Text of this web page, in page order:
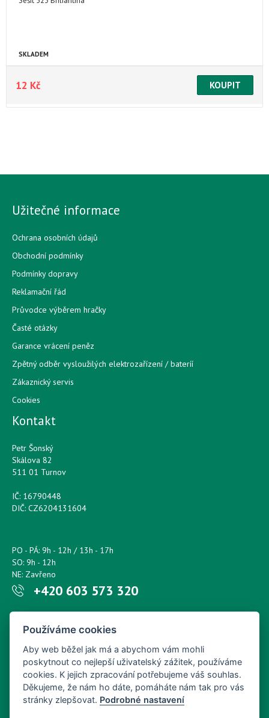
SKLADEM
12 Kč
Užitečné informace
Ochrana osobních údajů
Obchodní podmínky
Podmínky dopravy
Reklamační řád
Průvodce výběrem hračky
Časté otázky
Garance vrácení peněz
Zpětný odběr vysloužilých elektrozařízení / bateríí
Zákaznický servis
Cookies
Kontakt
Petr Šonský
Skálova 82
511 01 Turnov
IČ: 16790448
DIČ: CZ6204131604
PO - PÁ: 9h - 12h / 13h - 17h
SO: 9h - 12h
NE: Zavřeno
+420 603 573 320
petr.sonsky@centrum.cz
Používáme cookies
Aby web běžel jak má a abychom vám mohli
poskytnout co nejlepší uživatelský zážitek, používáme
cookies. K jejich zpracování potřebujeme váš souhlas.
Děkujeme, že nám ho dáte, pomáháte nám tak pro vás
stránky zlepšovat. Podrobné nastavení